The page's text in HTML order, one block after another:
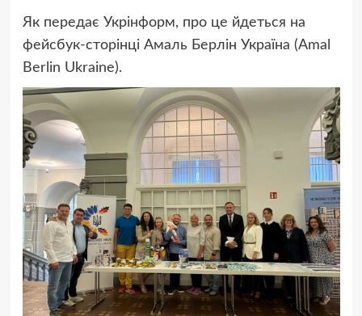
Як передає Укрінформ, про це йдеться на
фейсбук-сторінці Амаль Берлін Україна (Amal
Berlin Ukraine).